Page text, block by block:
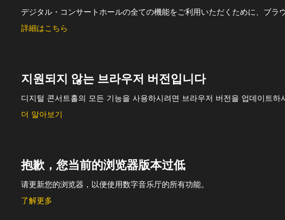
デジタル・コンサートホールの全ての機能をご利用いただくために、ブラ
詳細はこちら
지원되지 않는 브라우저 버전입니다
디지털 콘서트홀의 모든 기능을 사용하시려면 브라우저 버전을 업데이트하
더 알아보기
抱歉，您当前的浏览器版本过低
请更新您的浏览器，以便使用数字音乐厅的所有功能。
了解更多